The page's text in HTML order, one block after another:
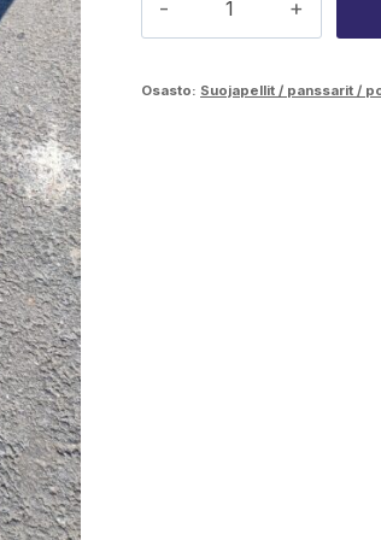
Scorpion
Osasto: Suojapellit / panssarit /